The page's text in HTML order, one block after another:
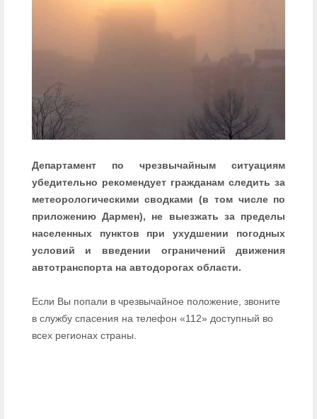
Департамент по чрезвычайным ситуациям
убедительно рекомендует гражданам следить за
метеорологическими сводками (в том числе по
приложению Дармен), не выезжать за пределы
населенных пунктов при ухудшении погодных
условий и введении ограничений движения
автотранспорта на автодорогах области.
Если Вы попали в чрезвычайное положение, звоните
в службу спасения на телефон «112» доступный во
всех регионах страны.